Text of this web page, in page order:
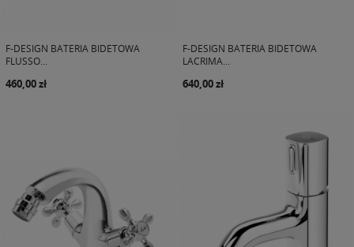
F-DESIGN BATERIA BIDETOWA
FLUSSO...
460,00 zł
F-DESIGN BATERIA BIDETOWA
LACRIMA...
640,00 zł